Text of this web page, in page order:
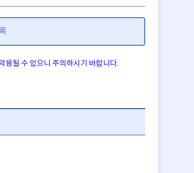
용될 수 있으니 주의하시기 바랍니다.